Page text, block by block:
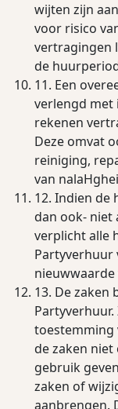
wijten zijn
voor risico
vertragingen
de
11. Een
verlengd met
rekenen
Deze omvat
reiniging,
van
12. Indien de
dan ook- niet
verplicht alle
Partyverhuur
13. De zaken
toestemming
de zaken
gebruik
zaken of
aanbrengen.